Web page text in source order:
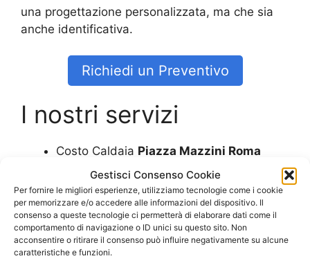
Gestisci Consenso Cookie
Per fornire le migliori esperienze, utilizziamo tecnologie come i cookie
per memorizzare e/o accedere alle informazioni del dispositivo. Il
consenso a queste tecnologie ci permetterà di elaborare dati come il
comportamento di navigazione o ID unici su questo sito. Non
acconsentire o ritirare il consenso può influire negativamente su alcune
caratteristiche e funzioni.
una progettazione personalizzata, ma che sia
anche identificativa.
Richiedi un Preventivo
I nostri servizi
Costo Caldaia Piazza Mazzini Roma
Costo Caldaia Ariston
Piazza Mazzini
Roma
Costo Caldaia BerettaPiazza Mazzini
Roma
Costo Caldaia BiasiPiazza Mazzini
Roma